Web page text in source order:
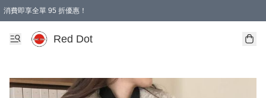
消費即享全單 95 折優惠！
Red Dot